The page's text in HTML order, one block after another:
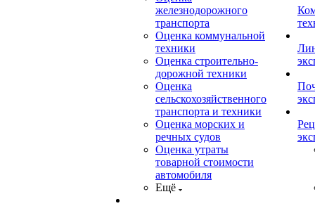
железнодорожного
транспорта
Оценка коммунальной
техники
Оценка строительно-
дорожной техники
Оценка
сельскохозяйственного
транспорта и техники
Оценка морских и
речных судов
Оценка утраты
товарной стоимости
автомобиля
Ещё